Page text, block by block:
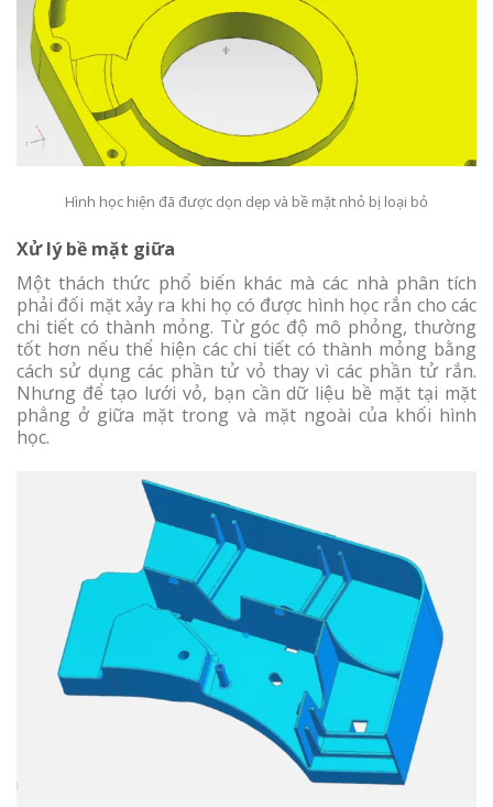
Hình học hiện đã được dọn dẹp và bề mặt nhỏ bị loại bỏ
Xử lý bề mặt giữa
Một thách thức phổ biến khác mà các nhà phân tích
phải đối mặt xảy ra khi họ có được hình học rắn cho các
chi tiết có thành mỏng. Từ góc độ mô phỏng, thường
tốt hơn nếu thể hiện các chi tiết có thành mỏng bằng
cách sử dụng các phần tử vỏ thay vì các phần tử rắn.
Nhưng để tạo lưới vỏ, bạn cần dữ liệu bề mặt tại mặt
phẳng ở giữa mặt trong và mặt ngoài của khối hình
học.